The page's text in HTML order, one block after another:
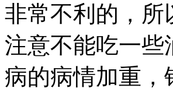
非常不利的，所
注意不能吃一些
病的病情加重